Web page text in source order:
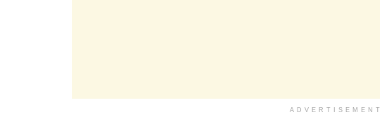
ADVERTISEMENT